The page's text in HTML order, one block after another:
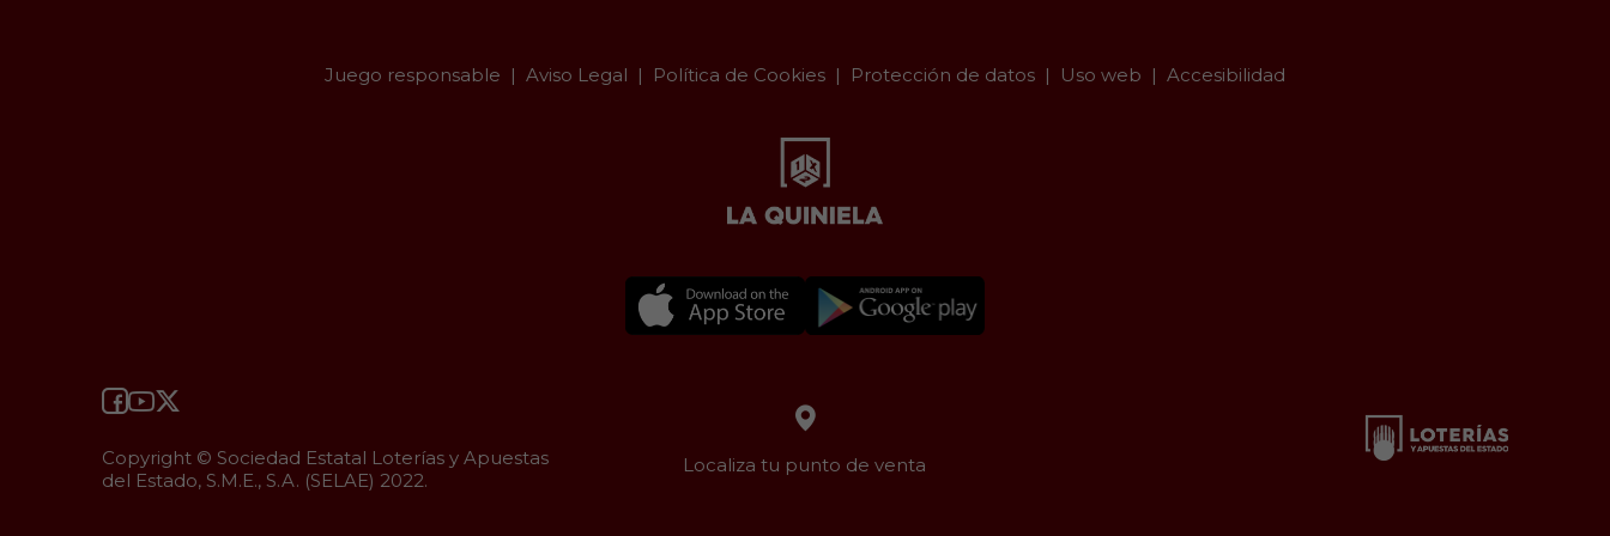
Juego responsable Aviso Legal Política de Cookies Protección de datos Uso web Accesibilidad
Copyright © Sociedad Estatal Loterías y Apuestas
del Estado, S.M.E., S.A. (SELAE) 2022.
Localiza tu punto de venta